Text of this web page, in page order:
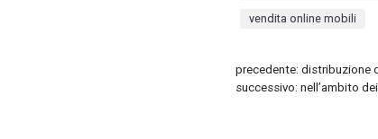
vendita online mobili
precedente: distribuzione
successivo: nell’ambito